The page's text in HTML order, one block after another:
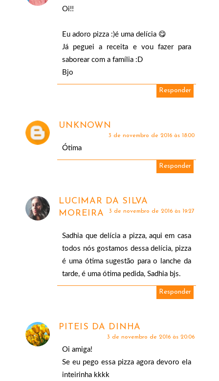
Oi!!
Eu adoro pizza :)é uma delícia 😋
Já peguei a receita e vou fazer para
saborear com a família :D
Bjo
Responder
UNKNOWN
3 de novembro de 2016 às 18:00
Ótima
Responder
LUCIMAR DA SILVA
MOREIRA
3 de novembro de 2016 às 19:27
Sadhia que delícia a pizza, aqui em casa
todos nós gostamos dessa delícia, pizza
é uma ótima sugestão para o lanche da
tarde, é uma ótima pedida, Sadhia bjs.
Responder
PITEIS DA DINHA
3 de novembro de 2016 às 20:06
Oi amiga!
Se eu pego essa pizza agora devoro ela
inteirinha kkkk